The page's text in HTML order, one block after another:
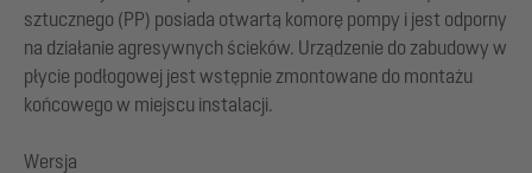
sztucznego (PP) posiada otwartą komorę pompy i jest odporny
na działanie agresywnych ścieków. Urządzenie do zabudowy w
płycie podłogowej jest wstępnie zmontowane do montażu
końcowego w miejscu instalacji.
Wersja